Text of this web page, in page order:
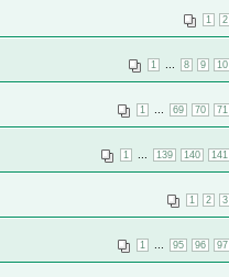
1 2
1 8 9 10
1 69 70 71
1 139 140 141
1 2 3
1 95 96 97